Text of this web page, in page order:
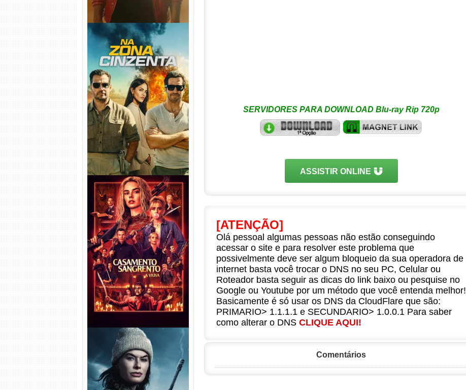
SERVIDORES PARA DOWNLOAD Blu-ray Rip 720p
ASSISTIR ONLINE
[ATENÇÃO]
Olá pessoal algumas pessoas não estão conseguindo
acessar o site e para resolver este problema que
possivelmente deve ser algum bloqueio da sua operadora de
internet basta você trocar o DNS no seu PC, Celular ou
Roteador basta seguir as dicas do link baixo ou pesquise no
Google ou Youtube por um método que você entenda melhor!
Basicamente é só usar os DNS da CloudFlare que são:
PRIMARIO> 1.1.1.1 e SECUNDARIO> 1.0.0.1 Para saber
como alterar o DNS CLIQUE AQUI!
Comentários
Na Zona Cinzenta Torrent
(2026) WEB-DL 1080p/4K
Dual Áudio
Casamento Sangrento: A
Viúva Torrent (2026) WEB-DL
720p/1080p/4K Dual Áudio